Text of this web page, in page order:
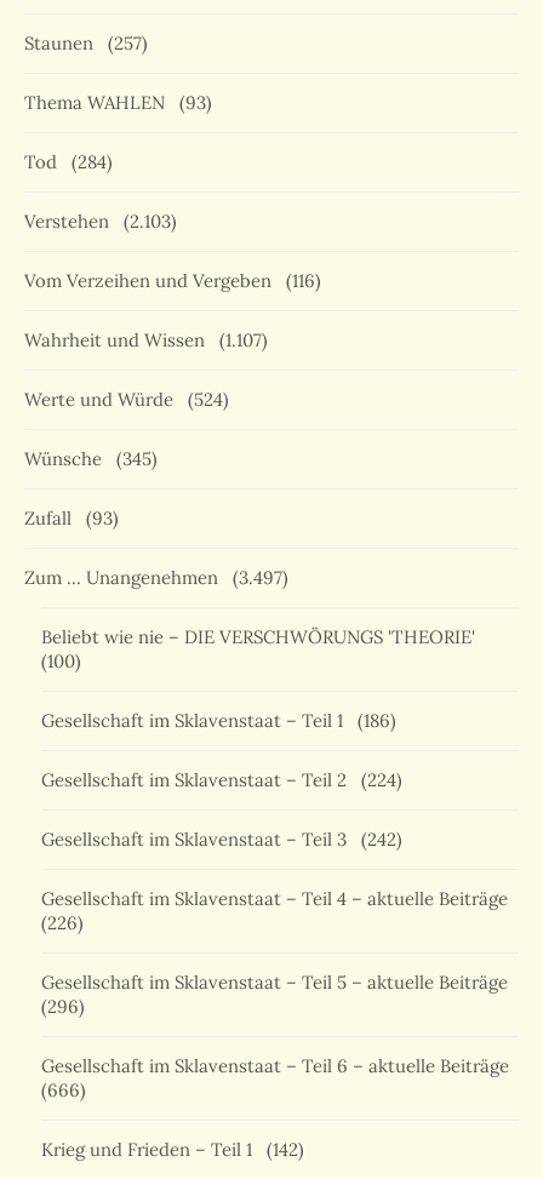
Staunen (257)
Thema WAHLEN (93)
Tod (284)
Verstehen (2.103)
Vom Verzeihen und Vergeben (116)
Wahrheit und Wissen (1.107)
Werte und Würde (524)
Wünsche (345)
Zufall (93)
Zum … Unangenehmen (3.497)
Beliebt wie nie – DIE VERSCHWÖRUNGS 'THEORIE'
(100)
Gesellschaft im Sklavenstaat – Teil 1 (186)
Gesellschaft im Sklavenstaat – Teil 2 (224)
Gesellschaft im Sklavenstaat – Teil 3 (242)
Gesellschaft im Sklavenstaat – Teil 4 – aktuelle Beiträge
(226)
Gesellschaft im Sklavenstaat – Teil 5 – aktuelle Beiträge
(296)
Gesellschaft im Sklavenstaat – Teil 6 – aktuelle Beiträge
(666)
Krieg und Frieden – Teil 1 (142)